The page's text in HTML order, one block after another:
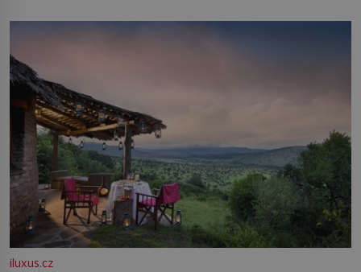
iluxus.cz